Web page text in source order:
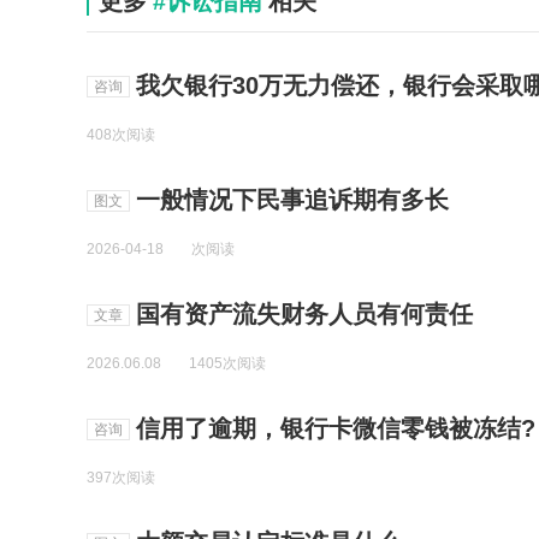
咨询 我欠银行30万无力偿还，银行会采取
408次阅读
图文 一般情况下民事追诉期有多长
2026-04-18 次阅读
文章 国有资产流失财务人员有何责任
2026.06.08 1405次阅读
咨询 信用了逾期，银行卡微信零钱被冻结?
397次阅读